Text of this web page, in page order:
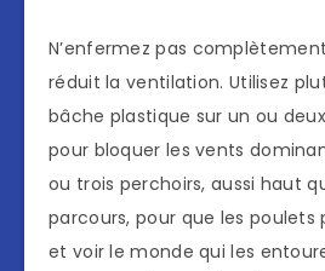
N’enfermez pas
réduit la ventilation. Utilisez
bâche plastique sur un ou
pour bloquer les vents
ou trois perchoirs, aussi haut
parcours, pour que les poulets
et voir le monde qui les